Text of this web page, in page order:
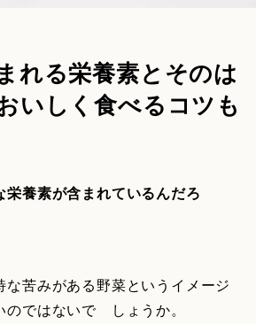
れる栄養素とそのは
いしく食べるコツも
栄養素が含まれているんだろ
な苦みがある野菜というイメージ
のではないで しょうか。